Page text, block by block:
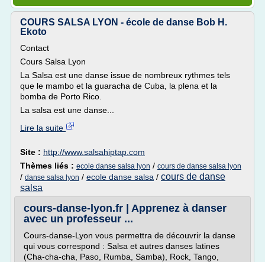
COURS SALSA LYON - école de danse Bob H.
Ekoto
Contact
Cours Salsa Lyon
La Salsa est une danse issue de nombreux rythmes tels
que le mambo et la guaracha de Cuba, la plena et la
bomba de Porto Rico.
La salsa est une danse...
Lire la suite
Site : http://www.salsahiptap.com
Thèmes liés : ecole danse salsa lyon / cours de danse salsa lyon
/ danse salsa lyon / ecole danse salsa / cours de danse
salsa
cours-danse-lyon.fr | Apprenez à danser
avec un professeur ...
Cours-danse-Lyon vous permettra de découvrir la danse
qui vous correspond : Salsa et autres danses latines
(Cha-cha-cha, Paso, Rumba, Samba), Rock, Tango,